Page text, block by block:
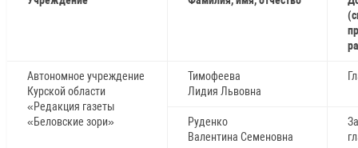
Автономное учреждение
Курской области
«Редакция газеты
«Беловские зори»
Тимофеева
Лидия Львовна
Руденко
Валентина Семеновна